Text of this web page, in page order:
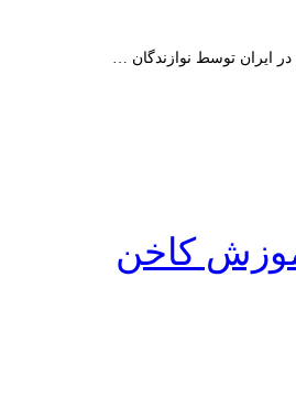
ایران توسط نوازندگان …
کاخن